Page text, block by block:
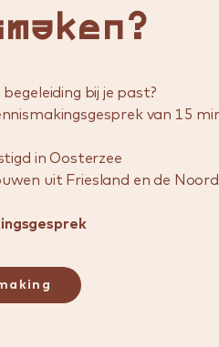
bij je past?
van 15
in Oosterzee
uit Friesland en de